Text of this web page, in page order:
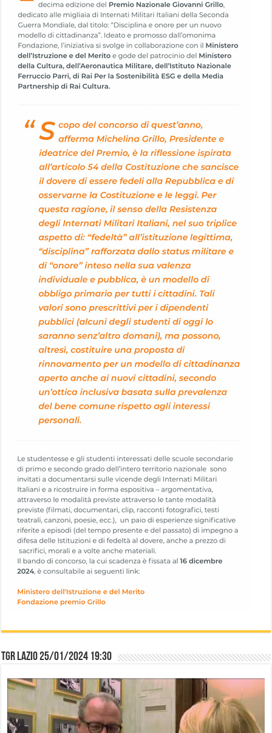
TGR Lazio 25/01/2024 19:30